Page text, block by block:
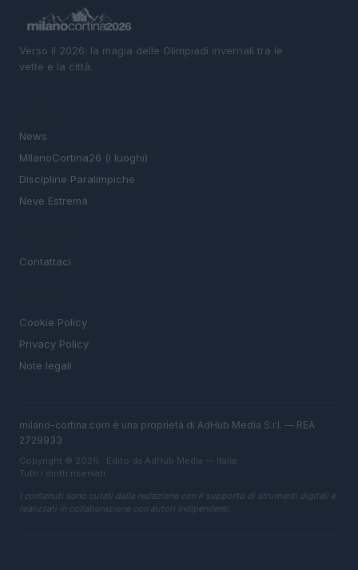
Verso il 2026: la magia delle Olimpiadi invernali tra le
vette e la città.
News
MIlanoCortina26 (i luoghi)
Discipline Paralimpiche
Neve Estrema
Contattaci
Cookie Policy
Privacy Policy
Note legali
milano-cortina.com è una proprietà di AdHub Media S.r.l. — REA
2729933
Copyright © 2026 · Edito da AdHub Media — Italia
Tutti i diritti riservati
I contenuti sono curati dalla redazione con il supporto di strumenti digitali e
realizzati in collaborazione con autori indipendenti.